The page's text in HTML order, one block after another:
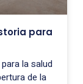
para
la salud
de la